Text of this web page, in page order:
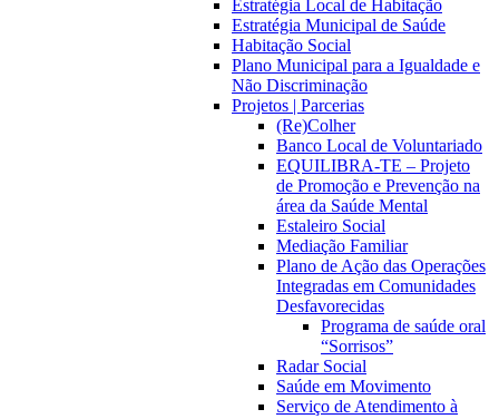
Estratégia Local de Habitação
Estratégia Municipal de Saúde
Habitação Social
Plano Municipal para a Igualdade e
Não Discriminação
Projetos | Parcerias
(Re)Colher
Banco Local de Voluntariado
EQUILIBRA-TE – Projeto
de Promoção e Prevenção na
área da Saúde Mental
Estaleiro Social
Mediação Familiar
Plano de Ação das Operações
Integradas em Comunidades
Desfavorecidas
Programa de saúde oral
“Sorrisos”
Radar Social
Saúde em Movimento
Serviço de Atendimento à